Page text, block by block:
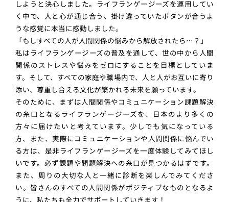
しようと決心しました。ライフランゲージーズを運用してい
く中で、人と心が通じ合う、掛け違っていたボタンが合うよ
うな感覚に本当に感動しました。
「もしすべての人が人間関係の悩みから解放されたら…？」
私はライフランゲージーズの普及を通して、世の中から人間
関係のストレスや悩みをゼロにすることを目標としていま
す。そして、すべての家庭や職場内で、人と人がお互いに寄り
添い、尊重し合える文化が築かれる未来を願っています。
そのために、まずは人間関係やコミュニケーション課題解決
の糸口となるライフランゲージーズを、日本のより多くの
方々に届けたいと考えています。少しでも気になっている
方、また、実際にコミュニケーションや人間関係に悩んでい
る方は、是非ライフランゲージーズを一度体験してみてほし
いです。必ず課題や問題解決への糸口が見つかるはずです。
また、周りの大切な人と一緒に診断を楽しんでみてくださ
い。皆さんのすべての人間関係がポジティブなものとなるよ
うに、私たちも全力でサポートしていきます！